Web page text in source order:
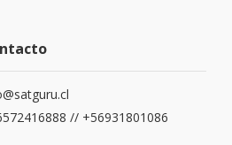
// +56931801086